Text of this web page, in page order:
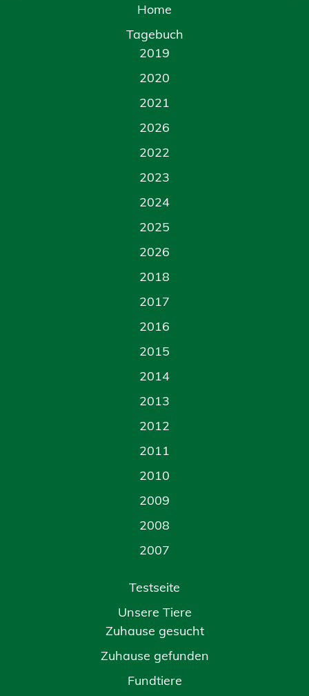
Home
Tagebuch
2019
2020
2021
2026
2022
2023
2024
2025
2026
2018
2017
2016
2015
2014
2013
2012
2011
2010
2009
2008
2007
Testseite
Unsere Tiere
Zuhause gesucht
Zuhause gefunden
Fundtiere